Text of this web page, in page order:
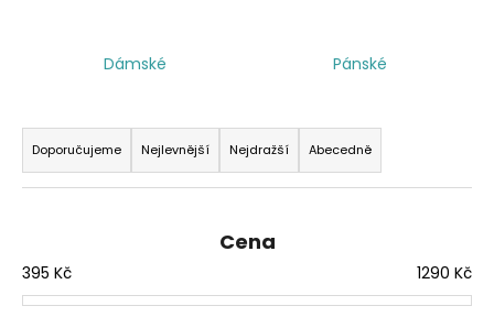
Dámské Pánské
Ř
a
z
í
p
Doporučujeme Nejlevnější Nejdražší Abecedně
Cena
395 Kč 1290 Kč
t